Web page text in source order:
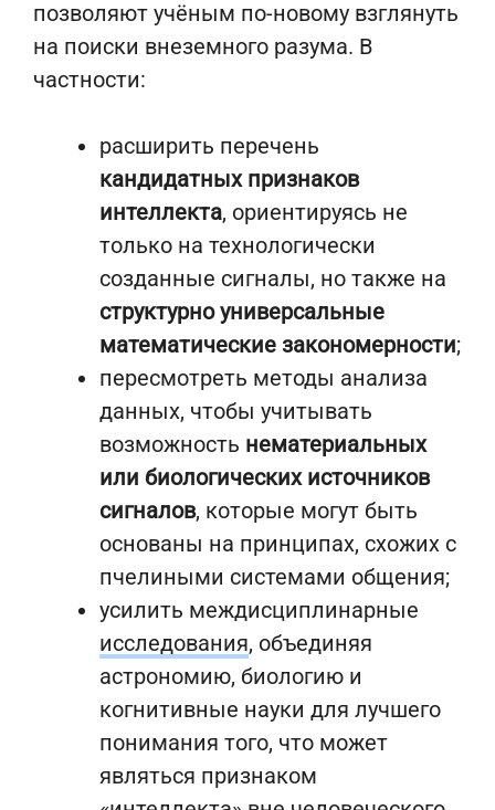
позволяют учёным по-новому взглянуть
на поиски внеземного разума. В
частности:
расширить перечень
кандидатных признаков
интеллекта, ориентируясь не
только на технологически
созданные сигналы, но также на
структурно универсальные
математические закономерности;
пересмотреть методы анализа
данных, чтобы учитывать
возможность нематериальных
или биологических источников
сигналов, которые могут быть
основаны на принципах, схожих с
пчелиными системами общения;
усилить междисциплинарные
исследования, объединяя
астрономию, биологию и
когнитивные науки для лучшего
понимания того, что может
являться признаком